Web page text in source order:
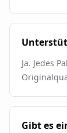
Ja. Jedes
Gibt es